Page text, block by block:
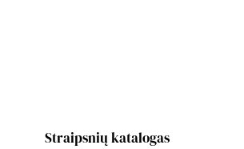
Straipsnių katalogas